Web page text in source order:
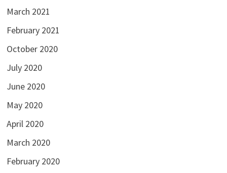
March 2021
February 2021
October 2020
July 2020
June 2020
May 2020
April 2020
March 2020
February 2020